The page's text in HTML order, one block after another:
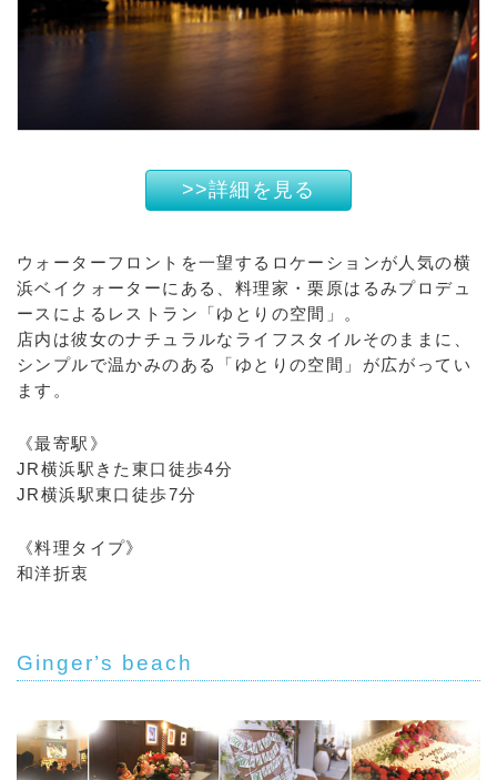
>>詳細を見る
ウォーターフロントを一望するロケーションが人気の横
浜ベイクォーターにある、料理家・栗原はるみプロデュ
ースによるレストラン「ゆとりの空間」。
店内は彼女のナチュラルなライフスタイルそのままに、
シンプルで温かみのある「ゆとりの空間」が広がってい
ます。
《最寄駅》
JR横浜駅きた東口徒歩4分
JR横浜駅東口徒歩7分
《料理タイプ》
和洋折衷
Ginger’s beach